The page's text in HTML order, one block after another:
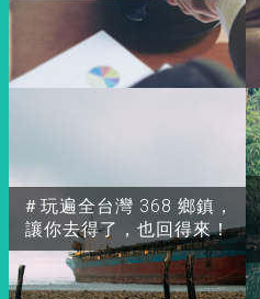
＃玩遍全台灣 368 鄉鎮，
讓你去得了，也回得來！